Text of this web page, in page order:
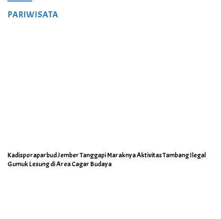
PARIWISATA
Kadisporaparbud Jember Tanggapi Maraknya Aktivitas Tambang Ilegal
Gumuk Lesung di Area Cagar Budaya